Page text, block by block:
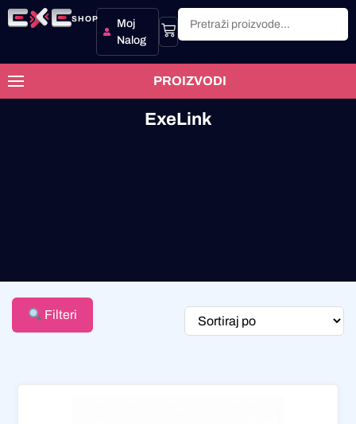
SHOP
Moj
Nalog
PROIZVODI
ExeLink
Filteri